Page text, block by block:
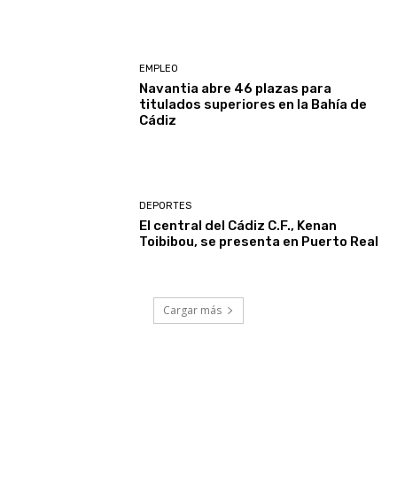
EMPLEO
Navantia abre 46 plazas para
titulados superiores en la Bahía de
Cádiz
DEPORTES
El central del Cádiz C.F., Kenan
Toibibou, se presenta en Puerto Real
Cargar más